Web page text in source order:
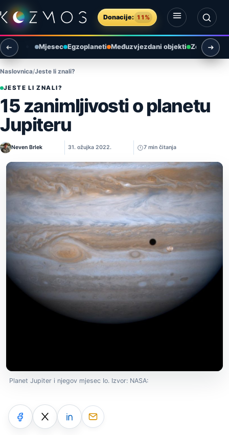
Preskoči na sadržaj
Donacije: 11%
Otvori izbornik
Otvori pretragu
Mjesec Egzoplaneti Međuzvjezdani objekti Zemlja i
Naslovnica Jeste li znali?
JESTE LI ZNALI?
15 zanimljivosti o planetu
Jupiteru
Neven Brlek 31. ožujka 2022. 7 min čitanja
Planet Jupiter i njegov mjesec Io. Izvor: NASA: